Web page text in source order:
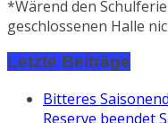
*Wärend den
geschlossenen Halle
Letzte Beiträge
Bitteres
Reserve beendet